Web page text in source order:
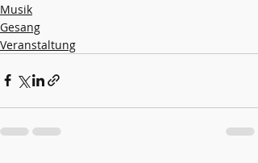
Musik
Gesang
Veranstaltung